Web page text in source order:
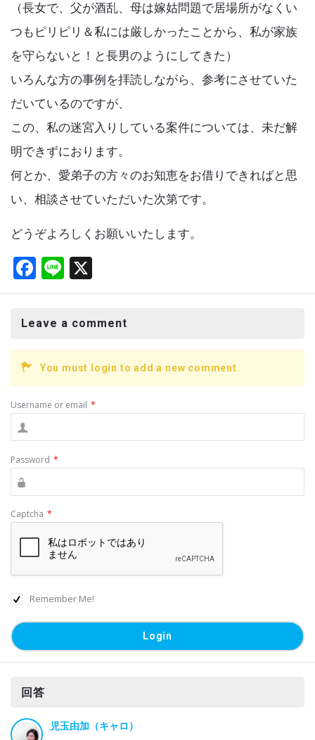
（長女で、父が酒乱、母は嫁姑問題で居場所がなくい
つもピリピリ＆私には厳しかったことから、私が家族
を守らないと！と長男のようにしてきた）
いろんな方の事例を拝読しながら、参考にさせていた
だいているのですが、
この、私の迷宮入りしている案件については、未だ解
明できずにおります。
何とか、愛弟子の方々のお知恵をお借りできればと思
い、相談させていただいた次第です。
どうぞよろしくお願いいたします。
F
a
b
o
o
k
Li
n
Leave a comment
You must login to add a new comment.
Username or email *
Password *
Captcha *
Remember Me!
回答
児玉由加（キャロ）